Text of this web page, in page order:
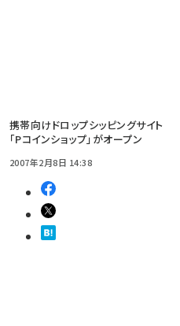
携帯向けドロップシッピングサイト
「Pコインショップ」がオープン
2007年2月8日 14:38